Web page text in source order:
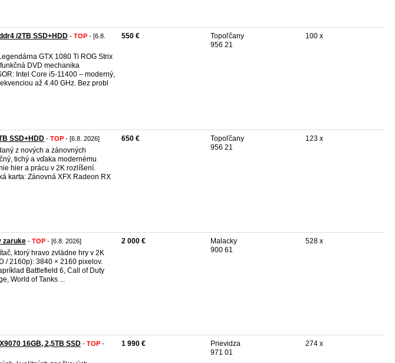
/2TB SSD+HDD - TOP - [6.8.
GTX 1080 Ti ROG Strix
DVD mechanika
Intel Core i5-11400 – moderný,
až 4.40 GHz. Bez probl
550 €
Topoľčany
956 21
100 x
SSD+HDD - TOP - [6.8. 2026]
z nových a zánovných
tichý a vďaka modernému
hier a prácu v 2K rozlíšení.
karta: Zánovná XFX Radeon RX
650 €
Topoľčany
956 21
123 x
zaruke - TOP - [6.8. 2026]
ktorý hravo zvládne hry v 2K
/ 2160p): 3840 × 2160 pixelov.
Battlefield 6, Call of Duty
World of Tanks ...
2 000 €
Malacky
900 61
528 x
16GB, 2,5TB SSD - TOP -
1 990 €
Prievidza
971 01
274 x